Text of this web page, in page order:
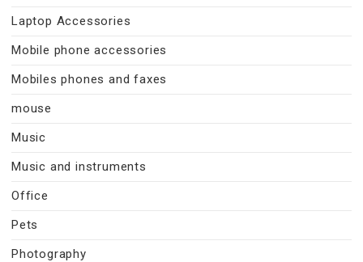
Laptop Accessories
Mobile phone accessories
Mobiles phones and faxes
mouse
Music
Music and instruments
Office
Pets
Photography